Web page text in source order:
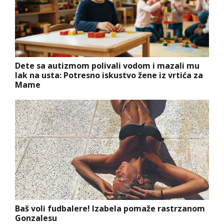
Dete sa autizmom polivali vodom i mazali mu
lak na usta: Potresno iskustvo žene iz vrtića za
Mame
Baš voli fudbalere! Izabela pomaže rastrzanom
Gonzalesu